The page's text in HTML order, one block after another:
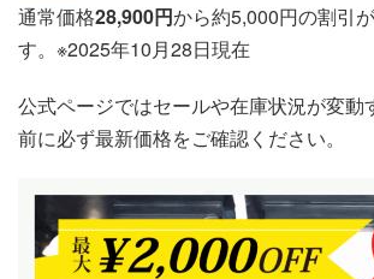
通常価格28,900円から約5,000円の割引
す。※2025年10月28日現在
公式ページではセールや在庫状況が変動
前に必ず最新価格をご確認ください。